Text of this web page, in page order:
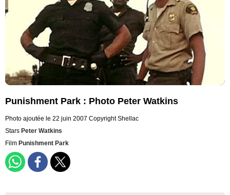
Punishment Park : Photo Peter Watkins
Photo ajoutée le 22 juin 2007 Copyright Shellac
Stars Peter Watkins
Film Punishment Park